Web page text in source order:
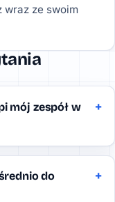
wraz ze swoim
mój zespół w
do